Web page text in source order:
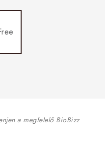
a megfelelő BioBizz